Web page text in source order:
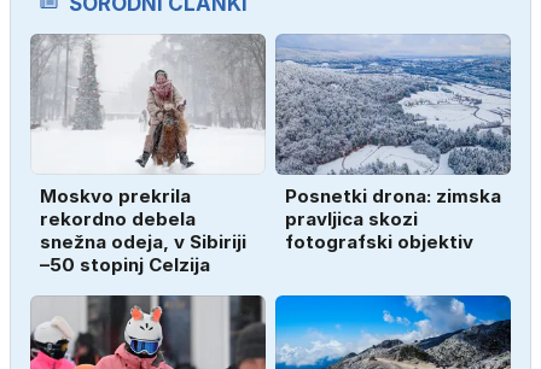
Moskvo prekrila
rekordno debela
snežna odeja, v Sibiriji
–50 stopinj Celzija
Posnetki drona: zimska
pravljica skozi
fotografski objektiv